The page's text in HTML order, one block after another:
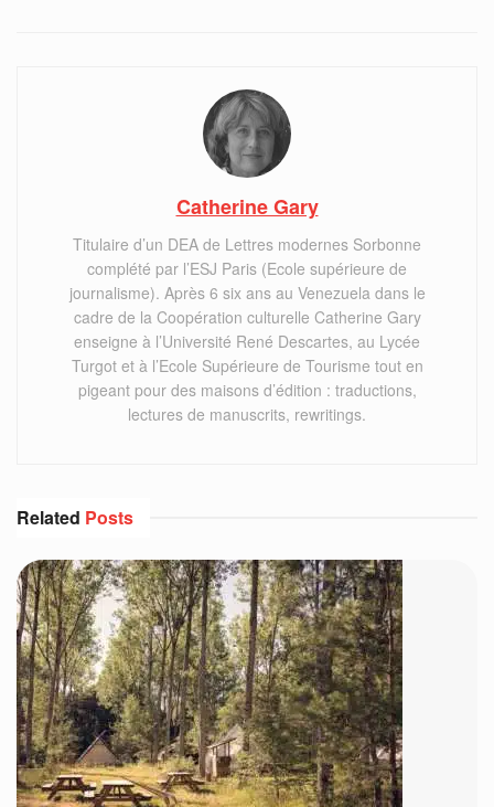
Catherine Gary
Titulaire d’un DEA de Lettres modernes Sorbonne
complété par l’ESJ Paris (Ecole supérieure de
journalisme). Après 6 six ans au Venezuela dans le
cadre de la Coopération culturelle Catherine Gary
enseigne à l’Université René Descartes, au Lycée
Turgot et à l’Ecole Supérieure de Tourisme tout en
pigeant pour des maisons d’édition : traductions,
lectures de manuscrits, rewritings.
Related Posts